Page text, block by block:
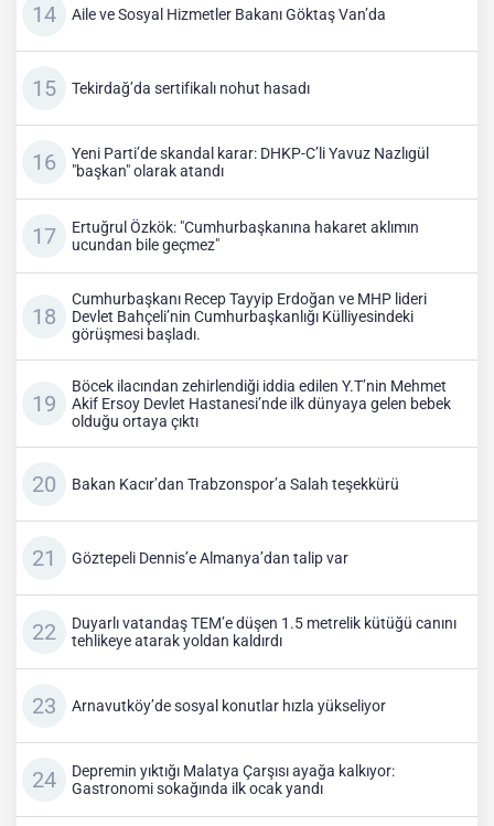
Aile ve Sosyal Hizmetler Bakanı Göktaş Van’da
Tekirdağ’da sertifikalı nohut hasadı
Yeni Parti’de skandal karar: DHKP-C’li Yavuz Nazlıgül
"başkan" olarak atandı
Ertuğrul Özkök: "Cumhurbaşkanına hakaret aklımın
ucundan bile geçmez"
Cumhurbaşkanı Recep Tayyip Erdoğan ve MHP lideri
Devlet Bahçeli’nin Cumhurbaşkanlığı Külliyesindeki
görüşmesi başladı.
Böcek ilacından zehirlendiği iddia edilen Y.T’nin Mehmet
Akif Ersoy Devlet Hastanesi’nde ilk dünyaya gelen bebek
olduğu ortaya çıktı
Bakan Kacır’dan Trabzonspor’a Salah teşekkürü
Göztepeli Dennis’e Almanya’dan talip var
Duyarlı vatandaş TEM’e düşen 1.5 metrelik kütüğü canını
tehlikeye atarak yoldan kaldırdı
Arnavutköy’de sosyal konutlar hızla yükseliyor
Depremin yıktığı Malatya Çarşısı ayağa kalkıyor:
Gastronomi sokağında ilk ocak yandı